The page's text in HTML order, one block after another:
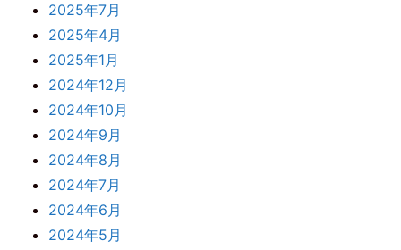
2025年7月
2025年4月
2025年1月
2024年12月
2024年10月
2024年9月
2024年8月
2024年7月
2024年6月
2024年5月